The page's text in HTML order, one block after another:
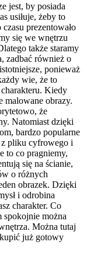
jest, by posiada
usiłuje, żeby to
prezentowało
się we wnętrzu
także staramy
zadbać również o
ponieważ
wie, że to
Kiedy
malowane obrazy.
że
Natomiast dzięki
bardzo popularne
z pliku cyfrowego i
to co pragniemy,
się na ścianie,
o różnych
obrazek. Dzięki
i odrobina
charakter. Co
spokojnie można
Można tutaj
już gotowy